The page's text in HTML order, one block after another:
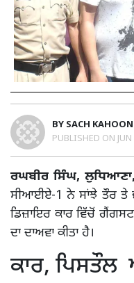
BY SACH
PUBLISHED ON
ਰਘਬੀਰ ਸਿੰਘ,
ਸੀਆਈਏ-1 ਨੇ ਸਾਂਝੇ ਤੌਰ ਤੇ
ਡਿਜ਼ਾਇਰ ਕਾਰ ਵਿੱਚੋਂ
ਦਾ ਦਾਅਵਾ ਕੀਤਾ ਹੈ।
ਕਾਰ, ਪਿਸਤੌਲ